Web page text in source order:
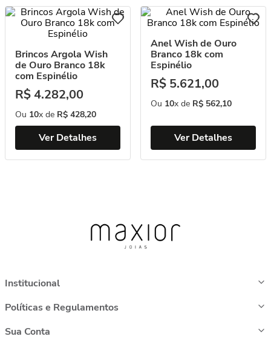
Brincos Argola Wish
de Ouro Branco 18k
com Espinélio
R$4.282,00
Ou 10x de R$ 428,20
Ver Detalhes
Anel Wish de Ouro
Branco 18k com
Espinélio
R$ 5.621,00
Ou 10x de R$ 562,10
Ver Detalhes
Institucional
Políticas e Regulamentos
Sua Conta